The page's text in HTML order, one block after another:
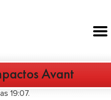
Avant
19:07.